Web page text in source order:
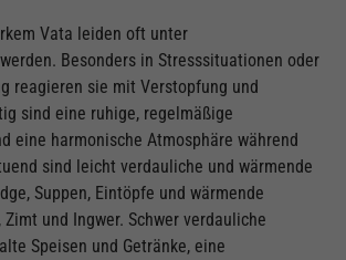
Vata leiden oft unter
Besonders in Stresssituationen oder
reagieren sie mit Verstopfung und
sind eine ruhige, regelmäßige
eine harmonische Atmosphäre während
sind leicht verdauliche und wärmende
Suppen, Eintöpfe und wärmende
Zimt und Ingwer. Schwer verdauliche
Speisen und Getränke, eine